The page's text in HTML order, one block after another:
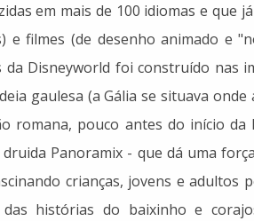
em mais de 100 idiomas e que
e filmes (de desenho animado e
da Disneyworld foi construído nas
gaulesa (a Gália se situava
romana, pouco antes do início da
Panoramix - que dá uma
crianças, jovens e adultos
das histórias do baixinho e